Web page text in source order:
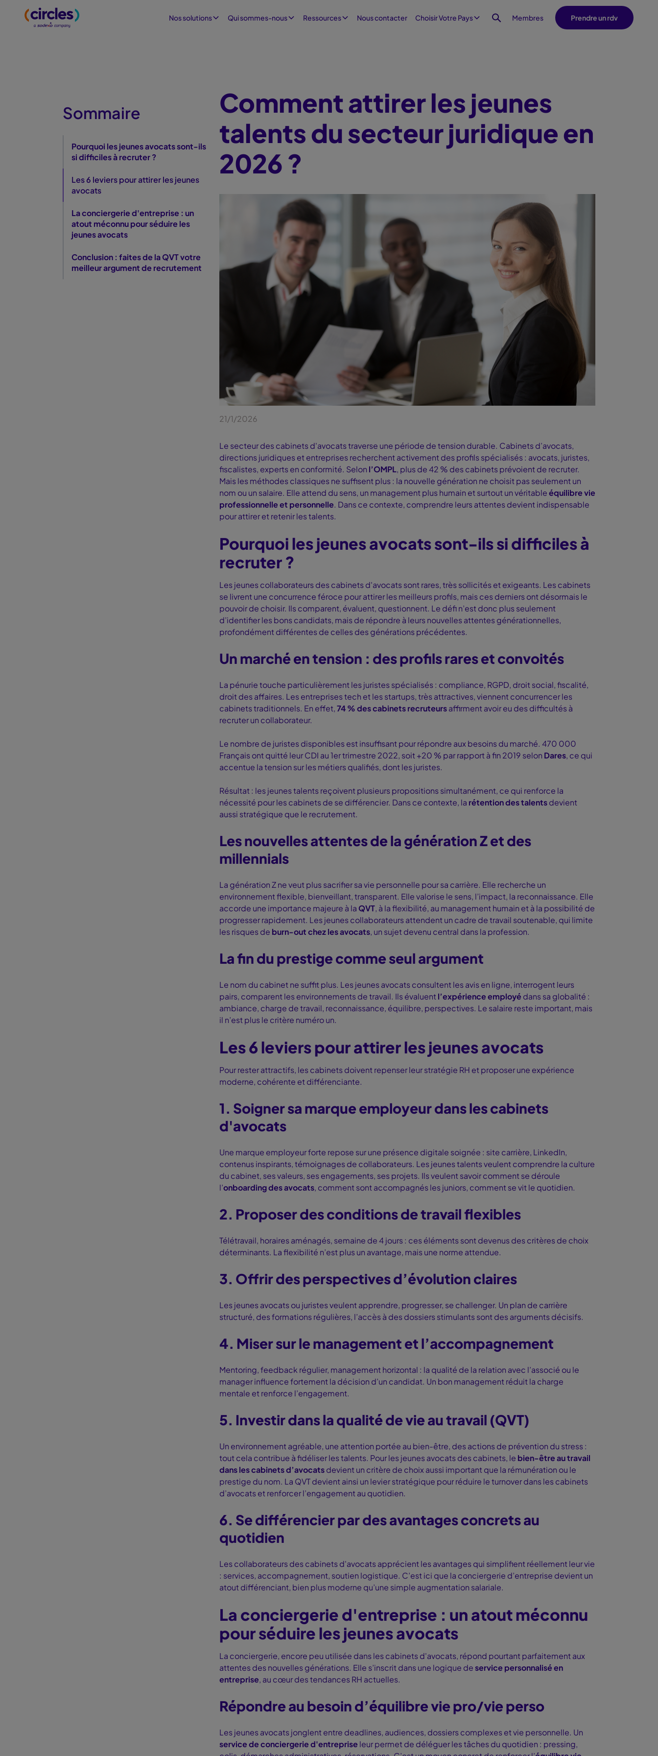
Nos solutions Qui sommes-nous Ressources Nous contacter Choisir Votre Pays Membres Prendre un rdv
Sommaire
Pourquoi les jeunes avocats sont-ils
si difficiles à recruter ?
Les 6 leviers pour attirer les jeunes
avocats
La conciergerie d'entreprise : un
atout méconnu pour séduire les
jeunes avocats
Conclusion : faites de la QVT votre
meilleur argument de recrutement
Comment attirer les jeunes
talents du secteur juridique en
2026 ?
21/1/2026
Le secteur des cabinets d'avocats traverse une période de tension durable. Cabinets d’avocats,
directions juridiques et entreprises recherchent activement des profils spécialisés : avocats, juristes,
fiscalistes, experts en conformité. Selon l’OMPL, plus de 42 % des cabinets prévoient de recruter.
Mais les méthodes classiques ne suffisent plus : la nouvelle génération ne choisit pas seulement un
nom ou un salaire. Elle attend du sens, un management plus humain et surtout un véritableéquilibre vie
professionnelle et personnelle. Dans ce contexte, comprendre leurs attentes devient indispensable
pour attirer et retenir les talents.
Pourquoi les jeunes avocats sont-ils si difficiles à
recruter ?
Les jeunes collaborateurs des cabinets d'avocats sont rares, très sollicités et exigeants. Les cabinets
se livrent une concurrence féroce pour attirer les meilleurs profils, mais ces derniers ont désormais le
pouvoir de choisir. Ils comparent, évaluent, questionnent. Le défi n’est donc plus seulement
d’identifier les bons candidats, mais de répondre à leurs nouvelles attentes générationnelles,
profondément différentes de celles des générations précédentes.
Un marché en tension : des profils rares et convoités
La pénurie touche particulièrement les juristes spécialisés : compliance, RGPD, droit social, fiscalité,
droit des affaires. Les entreprises tech et les startups, très attractives, viennent concurrencer les
cabinets traditionnels. En effet,74 % des cabinets recruteursaffirment avoir eu des difficultés à
recruter un collaborateur.
Le nombre de juristes disponibles est insuffisant pour répondre aux besoins du marché. 470 000
Français ont quitté leur CDI au 1er trimestre 2022, soit +20 % par rapport à fin 2019 selon Dares, ce qui
accentue la tension sur les métiers qualifiés, dont les juristes.
Résultat : les jeunes talents reçoivent plusieurs propositions simultanément, ce qui renforce la
nécessité pour les cabinets de se différencier. Dans ce contexte, la rétention des talentsdevient
aussi stratégique que le recrutement.
Les nouvelles attentes de la génération Z et des
millennials
La génération Z ne veut plus sacrifier sa vie personnelle pour sa carrière. Elle recherche un
environnement flexible, bienveillant, transparent. Elle valorise le sens, l’impact, la reconnaissance. Elle
accorde une importance majeure à la QVT, à la flexibilité, au management humain et à la possibilité de
progresser rapidement. Les jeunes collaborateurs attendent un cadre de travail soutenable, qui limite
les risques de burn-out chez les avocats, un sujet devenu central dans la profession.
La fin du prestige comme seul argument
Le nom du cabinet ne suffit plus. Les jeunes avocats consultent les avis en ligne, interrogent leurs
pairs, comparent les environnements de travail. Ils évaluent l’expérience employé dans sa globalité :
ambiance, charge de travail, reconnaissance, équilibre, perspectives. Le salaire reste important, mais
il n’est plus le critère numéro un.
Les 6 leviers pour attirer les jeunes avocats
Pour rester attractifs, les cabinets doivent repenser leur stratégie RH et proposer une expérience
moderne, cohérente et différenciante.
1. Soigner sa marque employeur dans les cabinets
d'avocats
Une marque employeur forte repose sur une présence digitale soignée : site carrière, LinkedIn,
contenus inspirants, témoignages de collaborateurs. Les jeunes talents veulent comprendre la culture
du cabinet, ses valeurs, ses engagements, ses projets. Ils veulent savoir comment se déroule
l’onboarding des avocats, comment sont accompagnés les juniors, comment se vit le quotidien.
2. Proposer des conditions de travail flexibles
Télétravail, horaires aménagés, semaine de 4 jours : ces éléments sont devenus des critères de choix
déterminants. La flexibilité n’est plus un avantage, mais une norme attendue.
3. Offrir des perspectives d’évolution claires
Les jeunes avocats ou juristes veulent apprendre, progresser, se challenger. Un plan de carrière
structuré, des formations régulières, l’accès à des dossiers stimulants sont des arguments décisifs.
4. Miser sur le management et l’accompagnement
Mentoring, feedback régulier, management horizontal : la qualité de la relation avec l’associé ou le
manager influence fortement la décision d’un candidat. Un bon management réduit la charge
mentale et renforce l’engagement.
5. Investir dans la qualité de vie au travail (QVT)
Un environnement agréable, une attention portée au bien-être, des actions de prévention du stress :
tout cela contribue à fidéliser les talents. Pour les jeunes avocats des cabinets, le bien-être au travail
dans les cabinets d’avocatsdevient un critère de choix aussi important que la rémunération ou le
prestige du nom. La QVT devient ainsi un levier stratégique pour réduire le turnover dans les cabinets
d’avocats et renforcer l’engagement au quotidien.
6. Se différencier par des avantages concrets au
quotidien
Les collaborateurs des cabinets d'avocats apprécient les avantages qui simplifient réellement leur vie
: services, accompagnement, soutien logistique. C’est ici que la conciergerie d’entreprise devient un
atout différenciant, bien plus moderne qu’une simple augmentation salariale.
La conciergerie d'entreprise : un atout méconnu
pour séduire les jeunes avocats
La conciergerie, encore peu utilisée dans les cabinets d'avocats, répond pourtant parfaitement aux
attentes des nouvelles générations. Elle s’inscrit dans une logique deservice personnalisé en
entreprise, au cœur des tendances RH actuelles.
Répondre au besoin d’équilibre vie pro/vie perso
Les jeunes avocats jonglent entre deadlines, audiences, dossiers complexes et vie personnelle. Un
service de conciergerie d'entreprise leur permet de déléguer les tâches du quotidien : pressing,